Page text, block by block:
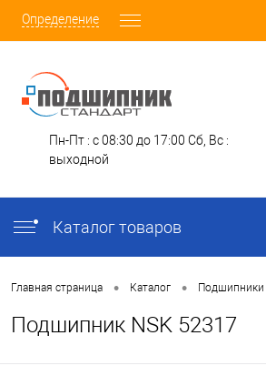
Определение
Пн-Пт : с 08:30 до 17:00 Сб, Вс :
выходной
Каталог товаров
Главная страница • Каталог • Подшипники
Подшипник NSK 52317